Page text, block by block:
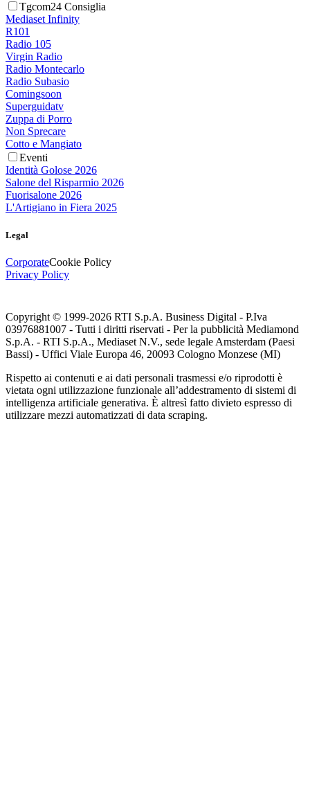
Tgcom24 Consiglia
Mediaset Infinity
R101
Radio 105
Virgin Radio
Radio Montecarlo
Radio Subasio
Comingsoon
Superguidatv
Zuppa di Porro
Non Sprecare
Cotto e Mangiato
Eventi
Identità Golose 2026
Salone del Risparmio 2026
Fuorisalone 2026
L'Artigiano in Fiera 2025
Legal
CorporateCookie Policy
Privacy Policy
Copyright © 1999-2026 RTI S.p.A. Business Digital - P.Iva
03976881007 - Tutti i diritti riservati - Per la pubblicità Mediamond
S.p.A. - RTI S.p.A., Mediaset N.V., sede legale Amsterdam (Paesi
Bassi) - Uffici Viale Europa 46, 20093 Cologno Monzese (MI)
Rispetto ai contenuti e ai dati personali trasmessi e/o riprodotti è
vietata ogni utilizzazione funzionale all’addestramento di sistemi di
intelligenza artificiale generativa. È altresì fatto divieto espresso di
utilizzare mezzi automatizzati di data scraping.